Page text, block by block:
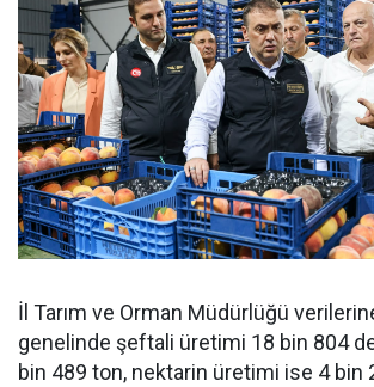
İl Tarım ve Orman Müdürlüğü
genelinde şeftali üretimi 18 bin 804
bin 489 ton, nektarin üretimi ise 4 bin